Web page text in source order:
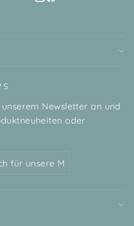
Newsletter an und
oder